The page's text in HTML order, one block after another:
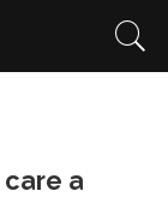
care a